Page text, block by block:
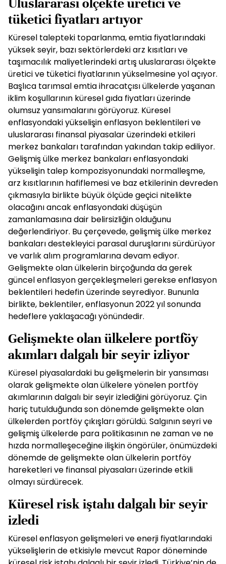
tüketici fiyatları artıyor
Küresel talepteki toparlanma, emtia fiyatlarındaki
yüksek seyir, bazı sektörlerdeki arz kısıtları ve
taşımacılık maliyetlerindeki artış uluslararası ölçekte
üretici ve tüketici fiyatlarının yükselmesine yol açıyor.
Başlıca tarımsal emtia ihracatçısı ülkelerde yaşanan
iklim koşullarının küresel gıda fiyatları üzerinde
olumsuz yansımalarını görüyoruz. Küresel
enflasyondaki yükselişin enflasyon beklentileri ve
uluslararası finansal piyasalar üzerindeki etkileri
merkez bankaları tarafından yakından takip ediliyor.
Gelişmiş ülke merkez bankaları enflasyondaki
yükselişin talep kompozisyonundaki normalleşme,
arz kısıtlarının hafiflemesi ve baz etkilerinin devreden
çıkmasıyla birlikte büyük ölçüde geçici nitelikte
olacağını ancak enflasyondaki düşüşün
zamanlamasına dair belirsizliğin olduğunu
değerlendiriyor. Bu çerçevede, gelişmiş ülke merkez
bankaları destekleyici parasal duruşlarını sürdürüyor
ve varlık alım programlarına devam ediyor.
Gelişmekte olan ülkelerin birçoğunda da gerek
güncel enflasyon gerçekleşmeleri gerekse enflasyon
beklentileri hedefin üzerinde seyrediyor. Bununla
birlikte, beklentiler, enflasyonun 2022 yıl sonunda
hedeflere yaklaşacağı yönündedir.
Gelişmekte olan ülkelere portföy
akımları dalgalı bir seyir izliyor
Küresel piyasalardaki bu gelişmelerin bir yansıması
olarak gelişmekte olan ülkelere yönelen portföy
akımlarının dalgalı bir seyir izlediğini görüyoruz. Çin
hariç tutulduğunda son dönemde gelişmekte olan
ülkelerden portföy çıkışları görüldü. Salgının seyri ve
gelişmiş ülkelerde para politikasının ne zaman ve ne
hızda normalleşeceğine ilişkin öngörüler, önümüzdeki
dönemde de gelişmekte olan ülkelerin portföy
hareketleri ve finansal piyasaları üzerinde etkili
olmayı sürdürecek.
Küresel risk iştahı dalgalı bir seyir
izledi
Küresel enflasyon gelişmeleri ve enerji fiyatlarındaki
yükselişlerin de etkisiyle mevcut Rapor döneminde